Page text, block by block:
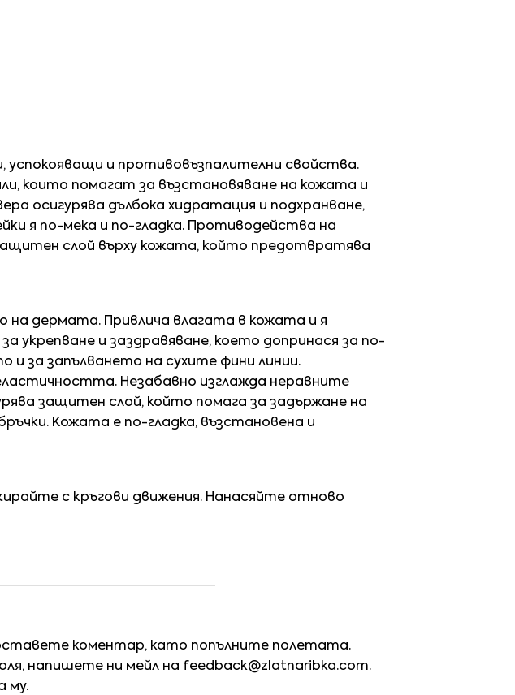
и противовъзпалителни свойства.
които помагат за възстановяване на кожата и
осигурява дълбока хидратация и подхранване,
я по-мека и по-гладка. Противодейства на
слой върху кожата, който предотвратява
на дермата. Привлича влагата в кожата и я
укрепване и заздравяване, което допринася за по-
за запълването на сухите фини линии.
Незабавно изглажда неравните
защитен слой, който помага за задържане на
Кожата е по-гладка, възстановена и
с кръгови движения. Нанасяйте отново
коментар, като попълните полетата.
напишете ни мейл на feedback@zlatnaribka.com.
му.